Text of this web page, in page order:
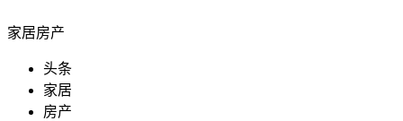
家居房产
头条
家居
房产